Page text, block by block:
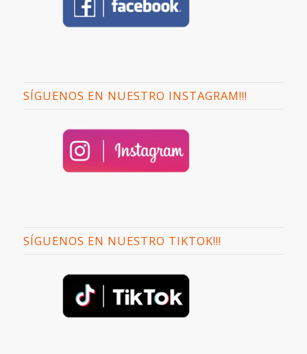
SÍGUENOS EN NUESTRO INSTAGRAM!!!
SÍGUENOS EN NUESTRO TIKTOK!!!